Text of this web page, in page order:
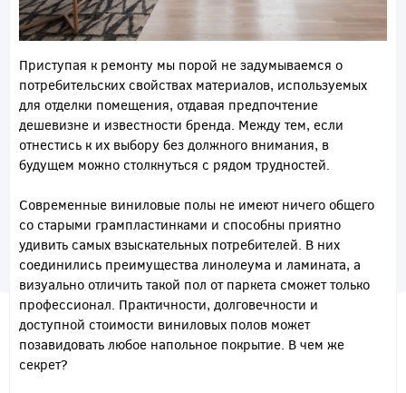
Приступая к ремонту мы порой не задумываемся о
потребительских свойствах материалов, используемых
для отделки помещения, отдавая предпочтение
дешевизне и известности бренда. Между тем, если
отнестись к их выбору без должного внимания, в
будущем можно столкнуться с рядом трудностей.
Современные виниловые полы не имеют ничего общего
со старыми грампластинками и способны приятно
удивить самых взыскательных потребителей. В них
соединились преимущества линолеума и ламината, а
визуально отличить такой пол от паркета сможет только
профессионал. Практичности, долговечности и
доступной стоимости виниловых полов может
позавидовать любое напольное покрытие. В чем же
секрет?